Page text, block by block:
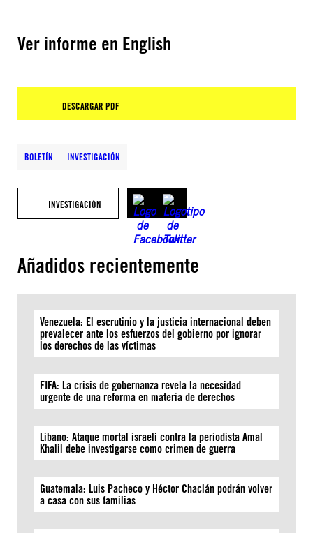
Ver informe en English
DESCARGAR PDF
BOLETÍN INVESTIGACIÓN
INVESTIGACIÓN
Añadidos recientemente
Venezuela: El escrutinio y la justicia internacional deben
prevalecer ante los esfuerzos del gobierno por ignorar
los derechos de las víctimas
FIFA: La crisis de gobernanza revela la necesidad
urgente de una reforma en materia de derechos
Líbano: Ataque mortal israelí contra la periodista Amal
Khalil debe investigarse como crimen de guerra
Guatemala: Luis Pacheco y Héctor Chaclán podrán volver
a casa con sus familias